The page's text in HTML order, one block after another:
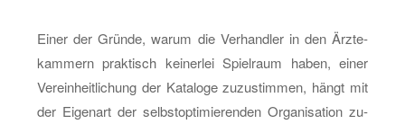
Einer der Grün­de, warum die Ver­hand­ler in den Ärz­te­
kam­mern prak­tisch kei­ner­lei Spiel­raum haben, einer
Ver­ein­heit­li­chung der Ka­ta­lo­ge zu­zu­stim­men, hängt mit
der Ei­gen­art der selbst­op­ti­mie­ren­den Or­ga­ni­sa­ti­on zu­